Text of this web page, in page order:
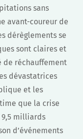
sans
avant-coureur de
dérèglements se
sont claires et
de réchauffement
dévastatrices
et les
que la crise
milliards
d’événements